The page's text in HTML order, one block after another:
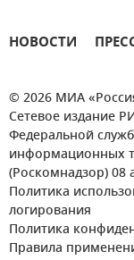
НОВОСТИ
© 2026 МИА
Сетевое издание
Федеральной
информационных
(Роскомнадзор) 08
Политика
логирования
Политика
Правила